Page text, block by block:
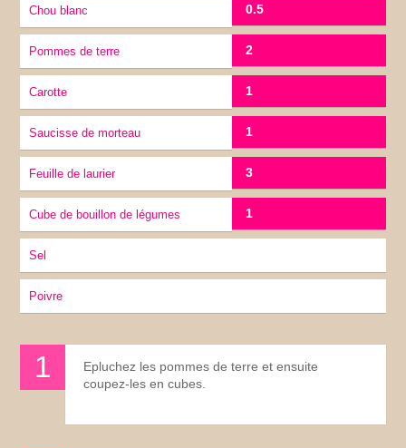
Chou blanc 0.5
pommes de terre 2
carotte 1
Saucisse de morteau 1
feuille de laurier 3
Cube de bouillon de légumes 1
sel
Poivre
Epluchez les pommes de terre et ensuite
coupez-les en cubes.